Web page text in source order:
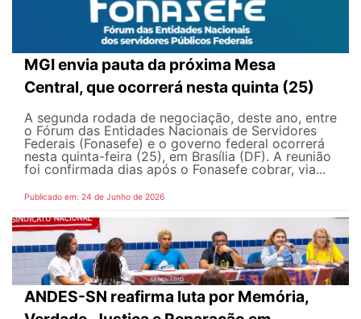
MGI envia pauta da próxima Mesa
Central, que ocorrerá nesta quinta (25)
A segunda rodada de negociação, deste ano, entre
o Fórum das Entidades Nacionais de Servidores
Federais (Fonasefe) e o governo federal ocorrerá
nesta quinta-feira (25), em Brasília (DF). A reunião
foi confirmada dias após o Fonasefe cobrar, via...
Publicado em: 24 de Junho de 2026
ANDES-SN reafirma luta por Memória,